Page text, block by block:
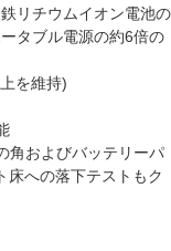
リチウムイオン電池の
タブル電源の約6倍の
を維持)
角およびバッテリーパ
床への落下テストもク